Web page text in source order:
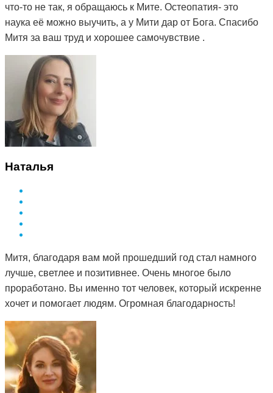
что-то не так, я обращаюсь к Мите. Остеопатия- это
наука её можно выучить, а у Мити дар от Бога. Спасибо
Митя за ваш труд и хорошее самочувствие .
Наталья
Митя, благодаря вам мой прошедший год стал намного
лучше, светлее и позитивнее. Очень многое было
проработано. Вы именно тот человек, который искренне
хочет и помогает людям. Огромная благодарность!